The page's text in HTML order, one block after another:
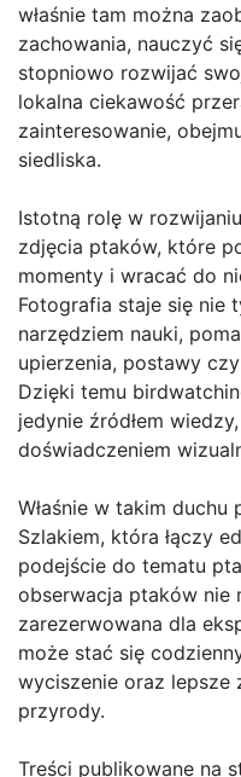
właśnie tam można
zachowania, nauczyć
stopniowo rozwijać
lokalna ciekawość
zainteresowanie,
siedliska.
Istotną rolę w
zdjęcia ptaków, które
momenty i wracać do
Fotografia staje się nie
narzędziem nauki,
upierzenia, postawy
Dzięki temu
jedynie źródłem
doświadczeniem
Właśnie w takim duchu
Szlakiem, która łączy
podejście do tematu
obserwacja ptaków nie
zarezerwowana dla
może stać się
wyciszenie oraz lepsze
przyrody.
Treści publikowane na